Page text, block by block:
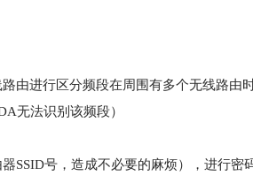
由进行区分频段在周围有多个无线路由
无法识别该频段）
SSID号，造成不必要的麻烦），进行密